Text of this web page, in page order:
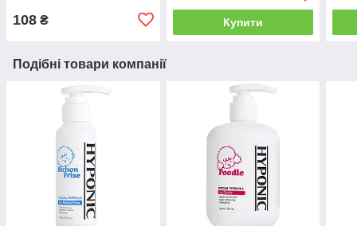
108 ₴ Купити
Подібні товари компанії